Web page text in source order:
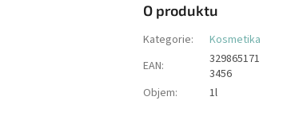
O produktu
Kategorie:
Kosmetika
EAN:
329865171
3456
Objem: 1l